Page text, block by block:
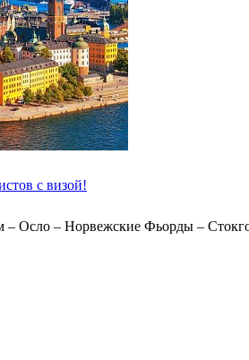
с визой!
– Осло – Норвежские Фьорды –